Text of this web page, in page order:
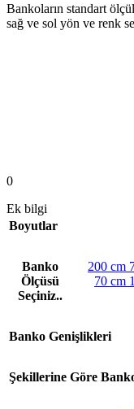
Bankoların standart
sağ ve sol yön ve renk
0
Ek bilgi
Boyutlar
Banko
Ölçüsü
Seçiniz..
200 cm
70 cm
Banko Genişlikleri
Şekillerine Göre